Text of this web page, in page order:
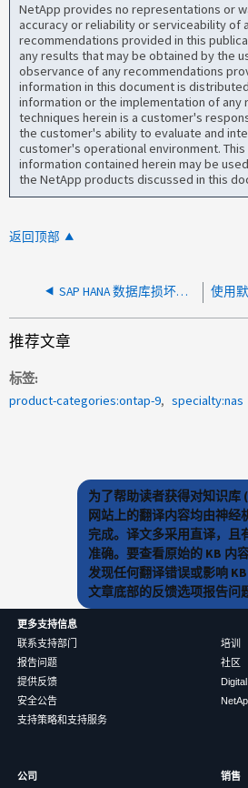
NetApp provides no representations or
accuracy or reliability or serviceability of
recommendations provided in this
any results that may be obtained by the
observance of any recommendations
information in this document is
information or the implementation of any
techniques herein is a customer's
the customer's ability to evaluate and
customer's operational environment.
information contained herein may be
the NetApp products discussed in this
返回顶部
SAP HANA 数据库损坏报告在 ONTAP 升级期间 - 未发现存储问题
推荐文章
标签
product-categories:ontap-9
specialty:nas
为了帮助读者获得对知识库
网站上的翻译内容均由神经
完成。译文多采用直译，且
准确。要查看原始的 KB 内
发现任何翻译错误或影响
文章底部的反馈选项报告问
更多支持信息
联系支持部门
报告问题
提供反馈
安全公告
支持策略和支持服务
培训
社区
公司
销售